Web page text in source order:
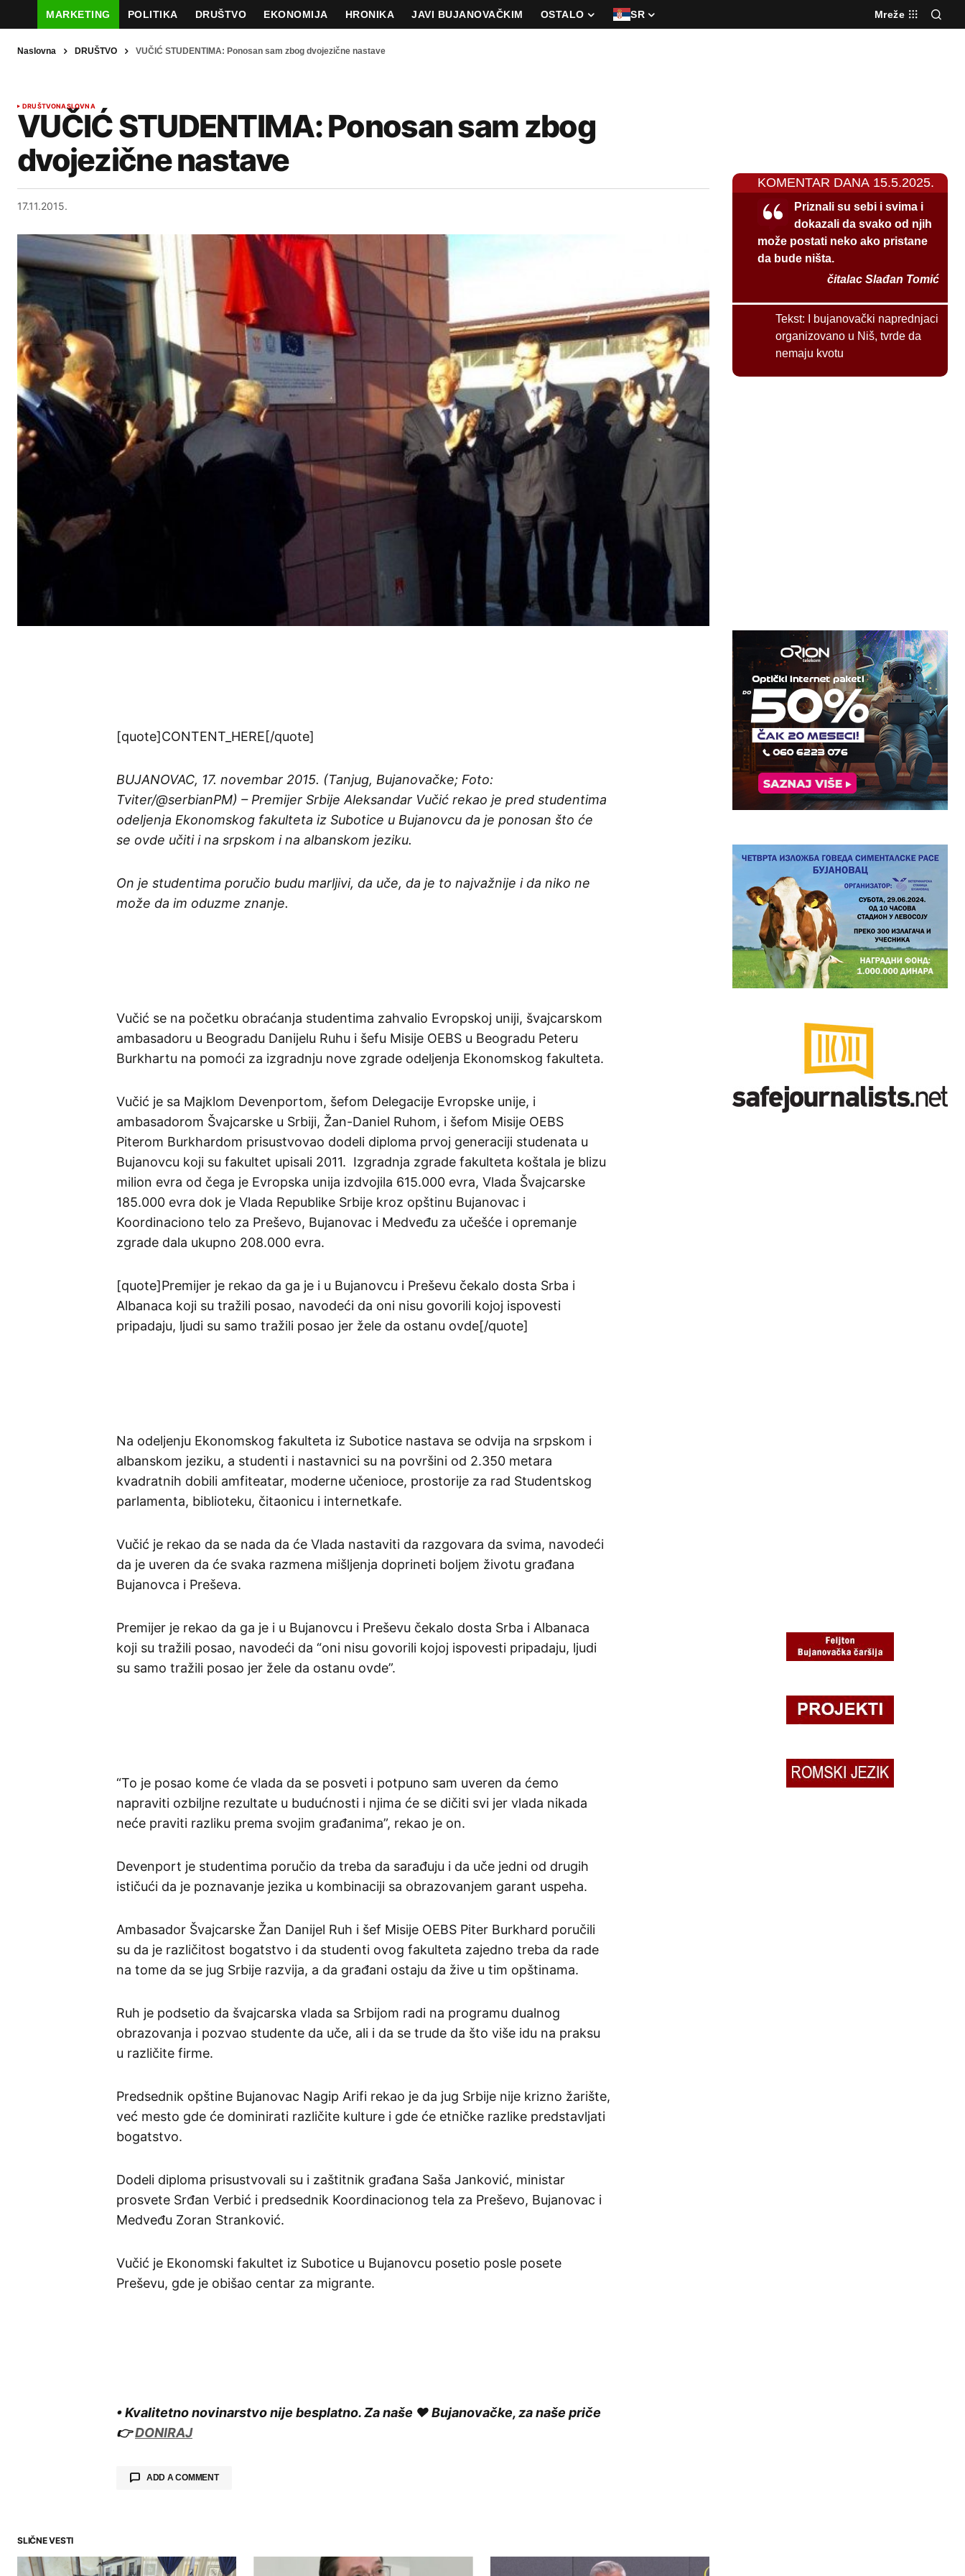
MARKETING POLITIKA DRUŠTVO EKONOMIJA HRONIKA JAVI BUJANOVAČKIM OSTALO SR Mreže
Naslovna DRUŠTVO VUČIĆ STUDENTIMA: Ponosan sam zbog dvojezične nastave
DRUŠTVONASLOVNA
VUČIĆ STUDENTIMA: Ponosan sam zbog
dvojezične nastave
17.11.2015.
[quote]CONTENT_HERE[/quote]
BUJANOVAC, 17. novembar 2015. (Tanjug, Bujanovačke; Foto:
Tviter/@serbianPM) – Premijer Srbije Aleksandar Vučić rekao je pred studentima
odeljenja Ekonomskog fakulteta iz Subotice u Bujanovcu da je ponosan što će
se ovde učiti i na srpskom i na albanskom jeziku.
On je studentima poručio budu marljivi, da uče, da je to najvažnije i da niko ne
može da im oduzme znanje.
Vučić se na početku obraćanja studentima zahvalio Evropskoj uniji, švajcarskom
ambasadoru u Beogradu Danijelu Ruhu i šefu Misije OEBS u Beogradu Peteru
Burkhartu na pomoći za izgradnju nove zgrade odeljenja Ekonomskog fakulteta.
Vučić je sa Majklom Devenportom, šefom Delegacije Evropske unije, i
ambasadorom Švajcarske u Srbiji, Žan-Daniel Ruhom, i šefom Misije OEBS
Piterom Burkhardom prisustvovao dodeli diploma prvoj generaciji studenata u
Bujanovcu koji su fakultet upisali 2011. Izgradnja zgrade fakulteta koštala je blizu
milion evra od čega je Evropska unija izdvojila 615.000 evra, Vlada Švajcarske
185.000 evra dok je Vlada Republike Srbije kroz opštinu Bujanovac i
Koordinaciono telo za Preševo, Bujanovac i Medveđu za učešće i opremanje
zgrade dala ukupno 208.000 evra.
[quote]Premijer je rekao da ga je i u Bujanovcu i Preševu čekalo dosta Srba i
Albanaca koji su tražili posao, navodeći da oni nisu govorili kojoj ispovesti
pripadaju, ljudi su samo tražili posao jer žele da ostanu ovde[/quote]
Na odeljenju Ekonomskog fakulteta iz Subotice nastava se odvija na srpskom i
albanskom jeziku, a studenti i nastavnici su na površini od 2.350 metara
kvadratnih dobili amfiteatar, moderne učenioce, prostorije za rad Studentskog
parlamenta, biblioteku, čitaonicu i internetkafe.
Vučić je rekao da se nada da će Vlada nastaviti da razgovara da svima, navodeći
da je uveren da će svaka razmena mišljenja doprineti boljem životu građana
Bujanovca i Preševa.
Premijer je rekao da ga je i u Bujanovcu i Preševu čekalo dosta Srba i Albanaca
koji su tražili posao, navodeći da “oni nisu govorili kojoj ispovesti pripadaju, ljudi
su samo tražili posao jer žele da ostanu ovde”.
“To je posao kome će vlada da se posveti i potpuno sam uveren da ćemo
napraviti ozbiljne rezultate u budućnosti i njima će se dičiti svi jer vlada nikada
neće praviti razliku prema svojim građanima”, rekao je on.
Devenport je studentima poručio da treba da sarađuju i da uče jedni od drugih
ističući da je poznavanje jezika u kombinaciji sa obrazovanjem garant uspeha.
Ambasador Švajcarske Žan Danijel Ruh i šef Misije OEBS Piter Burkhard poručili
su da je različitost bogatstvo i da studenti ovog fakulteta zajedno treba da rade
na tome da se jug Srbije razvija, a da građani ostaju da žive u tim opštinama.
Ruh je podsetio da švajcarska vlada sa Srbijom radi na programu dualnog
obrazovanja i pozvao studente da uče, ali i da se trude da što više idu na praksu
u različite firme.
Predsednik opštine Bujanovac Nagip Arifi rekao je da jug Srbije nije krizno žarište,
već mesto gde će dominirati različite kulture i gde će etničke razlike predstavljati
bogatstvo.
Dodeli diploma prisustvovali su i zaštitnik građana Saša Janković, ministar
prosvete Srđan Verbić i predsednik Koordinacionog tela za Preševo, Bujanovac i
Medveđu Zoran Stranković.
Vučić je Ekonomski fakultet iz Subotice u Bujanovcu posetio posle posete
Preševu, gde je obišao centar za migrante.
• Kvalitetno novinarstvo nije besplatno. Za naše ❤️ Bujanovačke, za naše priče
👉DONIRAJ
ADD A COMMENT
SLIČNE VESTI
KOMENTAR DANA 15.5.2025.
Priznali su sebi i svima i
dokazali da svako od njih
može postati neko ako pristane
da bude ništa.
čitalac Slađan Tomić
Tekst:
I bujanovački naprednjaci
organizovano u Niš, tvrde da
nemaju kvotu